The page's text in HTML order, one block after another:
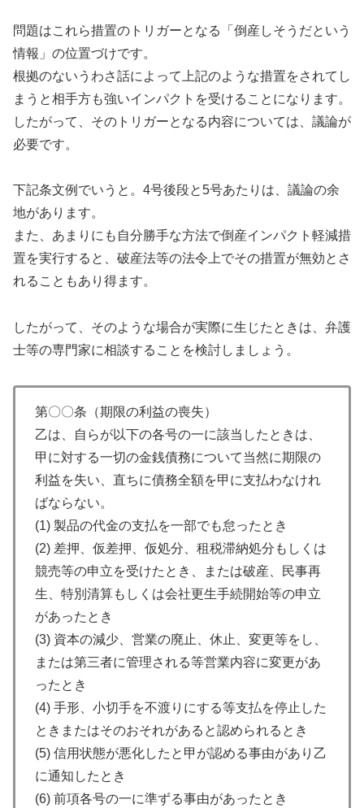
問題はこれら措置のトリガーとなる「倒産しそうだという
情報」の位置づけです。
根拠のないうわさ話によって上記のような措置をされてし
まうと相手方も強いインパクトを受けることになります。
したがって、そのトリガーとなる内容については、議論が
必要です。
下記条文例でいうと。4号後段と5号あたりは、議論の余
地があります。
また、あまりにも自分勝手な方法で倒産インパクト軽減措
置を実行すると、破産法等の法令上でその措置が無効とさ
れることもあり得ます。
したがって、そのような場合が実際に生じたときは、弁護
士等の専門家に相談することを検討しましょう。
第〇〇条（期限の利益の喪失）
乙は、自らが以下の各号の一に該当したときは、
甲に対する一切の金銭債務について当然に期限の
利益を失い、直ちに債務全額を甲に支払わなけれ
ばならない。
(1) 製品の代金の支払を一部でも怠ったとき
(2) 差押、仮差押、仮処分、租税滞納処分もしくは
競売等の申立を受けたとき、または破産、民事再
生、特別清算もしくは会社更生手続開始等の申立
があったとき
(3) 資本の減少、営業の廃止、休止、変更等をし、
または第三者に管理される等営業内容に変更があ
ったとき
(4) 手形、小切手を不渡りにする等支払を停止した
ときまたはそのおそれがあると認められるとき
(5) 信用状態が悪化したと甲が認める事由があり乙
に通知したとき
(6) 前項各号の一に準ずる事由があったとき